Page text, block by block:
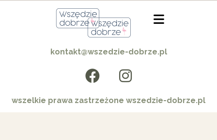
kontakt@wszedzie-dobrze.pl
wszelkie prawa zastrzeżone wszedzie-dobrze.pl